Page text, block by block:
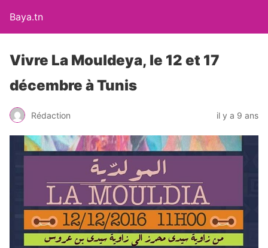
Baya.tn
Vivre La Mouldeya, le 12 et 17
décembre à Tunis
Rédaction il y a 9 ans